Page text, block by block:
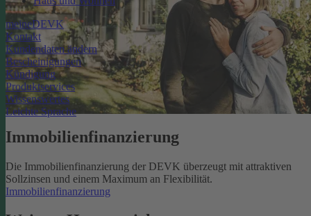
meineDEVK
Kontakt
Kundendaten ändern
Bescheinigungen
Kündigung
Produktservices
Wissenswertes
Leichte Sprache
Immobilienfinanzierung
Die Immobilienfinanzierung der DEVK überzeugt mit attraktiven
Sollzinsen und einem Maximum an Flexibilität.
Immobilienfinanzierung